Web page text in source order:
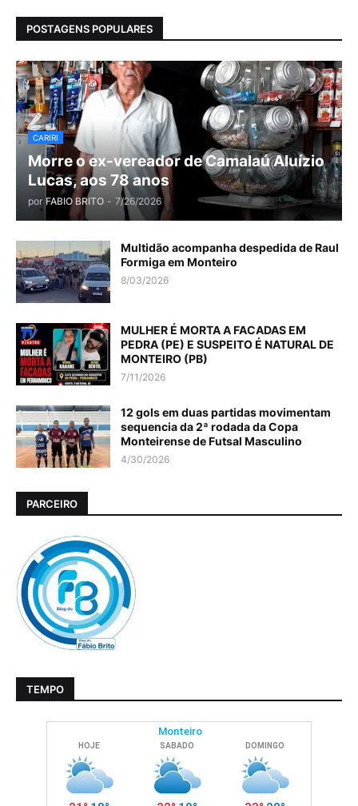
POSTAGENS POPULARES
CARIRI
Morre o ex-vereador de Camalaú Aluízio
Lucas, aos 78 anos
por FABIO BRITO - 7/26/2026
Multidão acompanha despedida de Raul
Formiga em Monteiro
8/03/2026
MULHER É MORTA A FACADAS EM
PEDRA (PE) E SUSPEITO É NATURAL DE
MONTEIRO (PB)
7/11/2026
12 gols em duas partidas movimentam
sequencia da 2ª rodada da Copa
Monteirense de Futsal Masculino
4/30/2026
PARCEIRO
TEMPO